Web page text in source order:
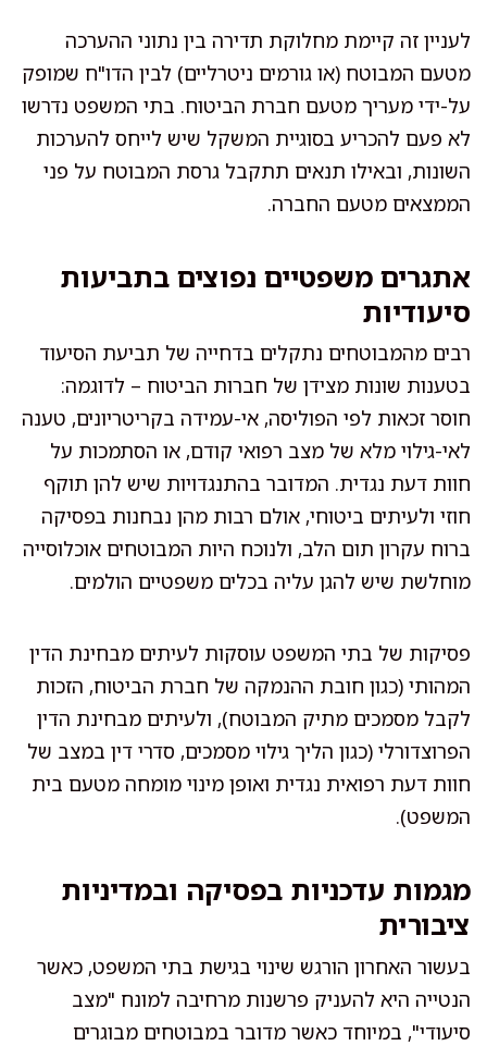
לעניין זה קיימת מחלוקת תדירה בין נתוני ההערכה
מטעם המבוטח (או גורמים ניטרליים) לבין הדו"ח שמופק
על-ידי מעריך מטעם חברת הביטוח. בתי המשפט נדרשו
לא פעם להכריע בסוגיית המשקל שיש לייחס להערכות
השונות, ובאילו תנאים תתקבל גרסת המבוטח על פני
הממצאים מטעם החברה.
אתגרים משפטיים נפוצים בתביעות
סיעודיות
רבים מהמבוטחים נתקלים בדחייה של תביעת הסיעוד
בטענות שונות מצידן של חברות הביטוח – לדוגמה:
חוסר זכאות לפי הפוליסה, אי-עמידה בקריטריונים, טענה
לאי-גילוי מלא של מצב רפואי קודם, או הסתמכות על
חוות דעת נגדית. המדובר בהתנגדויות שיש להן תוקף
חוזי ולעיתים ביטוחי, אולם רבות מהן נבחנות בפסיקה
ברוח עקרון תום הלב, ולנוכח היות המבוטחים אוכלוסייה
מוחלשת שיש להגן עליה בכלים משפטיים הולמים.
פסיקות של בתי המשפט עוסקות לעיתים מבחינת הדין
המהותי (כגון חובת ההנמקה של חברת הביטוח, הזכות
לקבל מסמכים מתיק המבוטח), ולעיתים מבחינת הדין
הפרוצדורלי (כגון הליך גילוי מסמכים, סדרי דין במצב של
חוות דעת רפואית נגדית ואופן מינוי מומחה מטעם בית
המשפט).
מגמות עדכניות בפסיקה ובמדיניות
ציבורית
בעשור האחרון הורגש שינוי בגישת בתי המשפט, כאשר
הנטייה היא להעניק פרשנות מרחיבה למונח "מצב
סיעודי", במיוחד כאשר מדובר במבוטחים מבוגרים